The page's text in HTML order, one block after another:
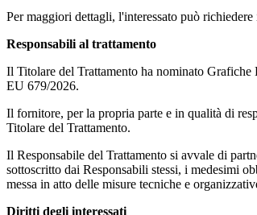
Per maggiori dettagli, l'interessato può
Responsabili al trattamento
Il Titolare del Trattamento ha nominato
EU 679/2026.
Il fornitore, per la propria parte e in qualità di
Titolare del Trattamento.
Il Responsabile del Trattamento si avvale di
sottoscritto dai Responsabili stessi, i medesimi
messa in atto delle misure tecniche e
Diritti degli interessati